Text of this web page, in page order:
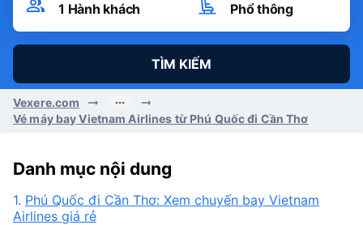
1 Hành khách Phổ thông
TÌM KIẾM
Vexere.com
Vé máy bay Vietnam Airlines từ Phú Quốc đi Cần Thơ
Danh mục nội dung
1. Phú Quốc đi Cần Thơ: Xem chuyến bay Vietnam
Airlines giá rẻ